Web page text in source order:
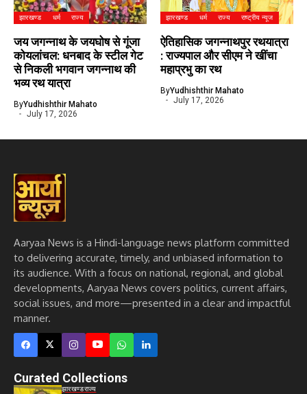
झारखण्ड धर्म राज्य
जय जगन्नाथ के जयघोष से गूंजा
कोयलांचल: धनबाद के स्टील गेट
से निकली भगवान जगन्नाथ की
भव्य रथ यात्रा
ByYudhishthir Mahato
July 17, 2026
झारखण्ड धर्म राज्य राष्ट्रीय न्यूज
ऐतिहासिक जगन्नाथपुर रथयात्रा
: राज्यपाल और सीएम ने खींचा
महाप्रभु का रथ
ByYudhishthir Mahato
July 17, 2026
Aaryaa News is a Hindi-language news platform committed
to delivering accurate, timely, and unbiased information to
its audience. With a focus on national, regional, and global
developments, Aaryaa News covers politics, current affairs,
social issues, and more—presented in a clear and impactful
manner.
Curated Collections
झारखण्डराज्य